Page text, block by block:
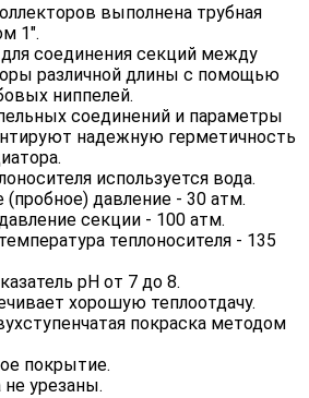
выполнена трубная
1".
соединения секций между
различной длины с помощью
ниппелей.
соединений и параметры
надежную герметичность
используется вода.
давление - 30 атм.
секции - 100 атм.
теплоносителя - 135
рН от 7 до 8.
хорошую теплоотдачу.
покраска методом
покрытие.
урезаны.